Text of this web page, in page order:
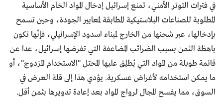
في فترات التوتر الأمني، تمنع إسرائيل إدخال المواد الخام الأساسية
المطلوبة للصناعات البلاستيكية المطابقة لمعايير الجودة، وحين تسمح
بإدخالها، عبر شحنها من الخارج لميناء اسدود الإسرائيلي، فإنّها تكون
باهظة الثمن بسبب الضرائب المضاعفة التي تفرضها إسرائيل، عدا عن
قائمة طويلة من المواد التي يُطلِق عليها المحتل "الاستخدام المزدوج"، أو
ما يمكن استخدامه لأغراض عسكرية. يؤدي هذا إلى قلة العرض في
السوق، مما يفسح المجال لرواج المواد بعد إعادة تدويرها بثمن أقل.